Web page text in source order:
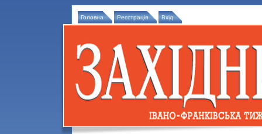
Головна Реєстрація Вхід